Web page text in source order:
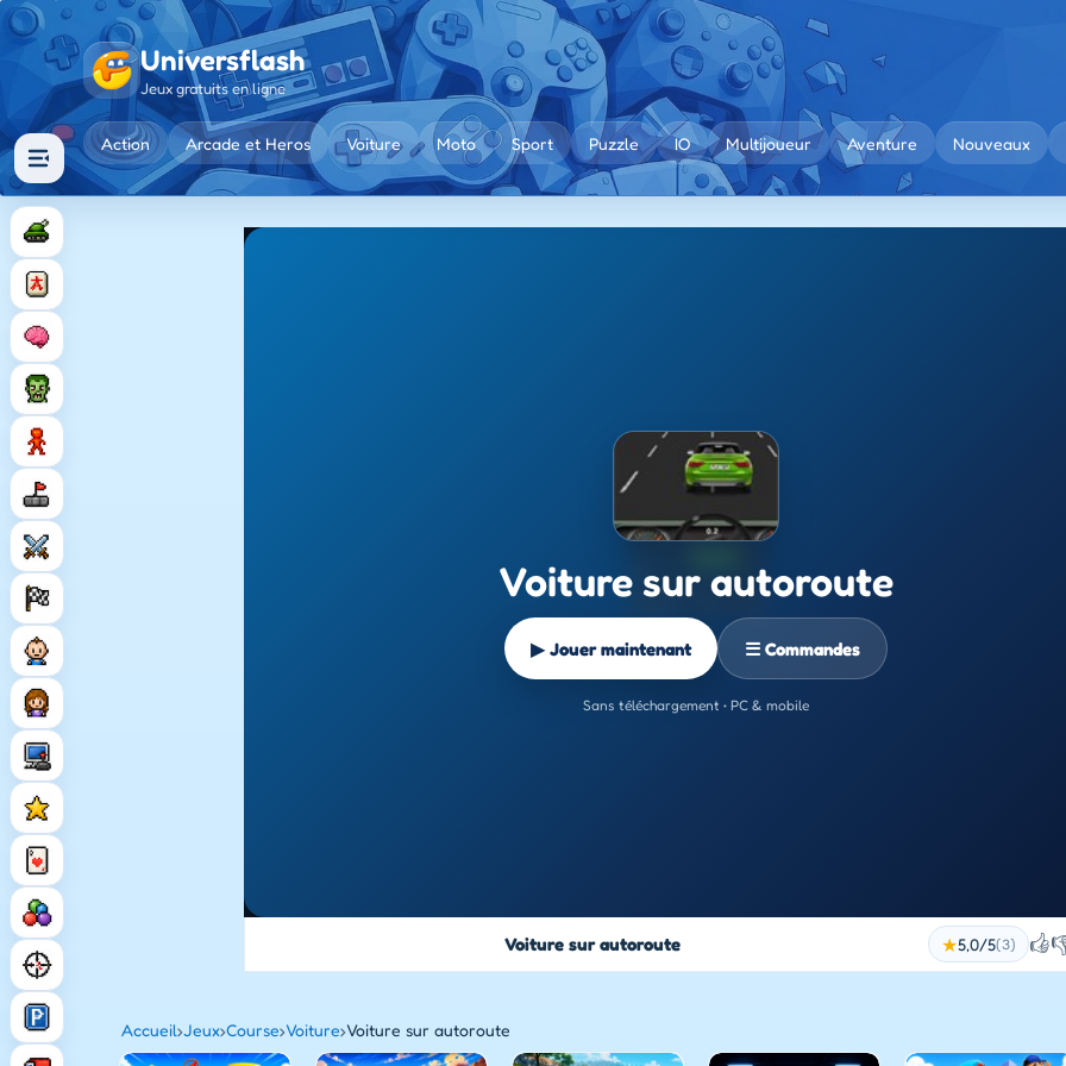
Universflash
Jeux gratuits en ligne
Action Arcade et Heros Voiture Moto Sport Puzzle IO Multijoueur Aventure Nouveaux
Voiture sur autoroute
▶ Jouer maintenant ☰ Commandes
Sans téléchargement • PC & mobile
Voiture sur autoroute ★5,0/5(3) 👍
Accueil›Jeux›Course›Voiture›Voiture sur autoroute